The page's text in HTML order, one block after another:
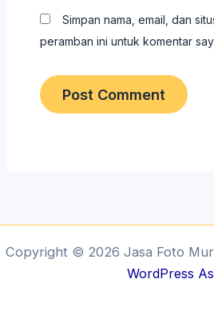
Simpan nama, email, dan
peramban ini untuk komentar
Copyright © 2026 Jasa Foto
WordPress